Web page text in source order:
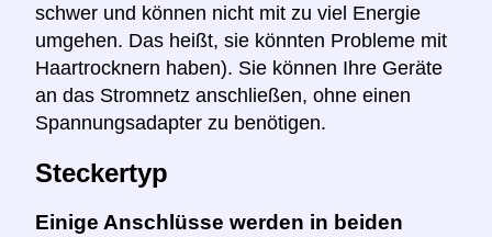
schwer und können nicht mit zu viel Energie
umgehen. Das heißt, sie könnten Probleme mit
Haartrocknern haben). Sie können Ihre Geräte
an das Stromnetz anschließen, ohne einen
Spannungsadapter zu benötigen.
Steckertyp
Einige Anschlüsse werden in beiden